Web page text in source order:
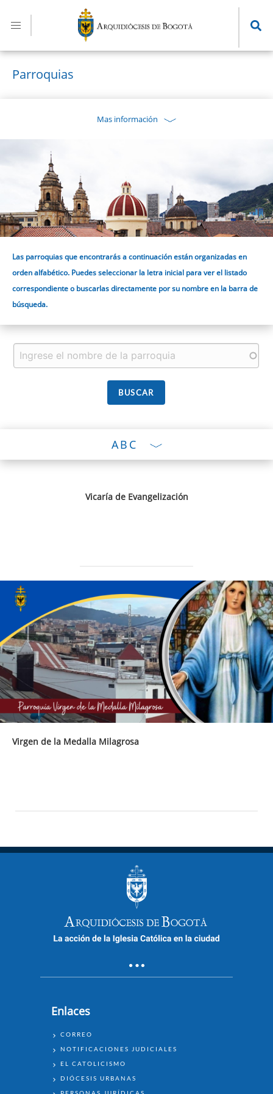
contenido
principal
Parroquias
Mas información
Las parroquias que encontrarás a continuación están organizadas en
orden alfabético. Puedes seleccionar la letra inicial para ver el listado
correspondiente o buscarlas directamente por su nombre en la barra de
búsqueda.
ABC
Vicaría de Evangelización
Virgen de la Medalla Milagrosa
Enlaces
ENLACES
CORREO
NOTIFICACIONES JUDICIALES
EL CATOLICISMO
DIÓCESIS URBANAS